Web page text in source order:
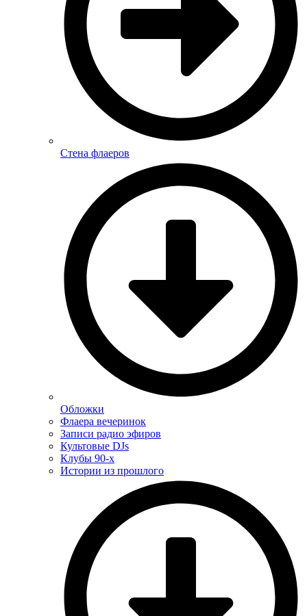
Стена флаеров
Обложки
Флаера вечеринок
Записи радио эфиров
Культовые DJs
Клубы 90-х
Истории из прошлого